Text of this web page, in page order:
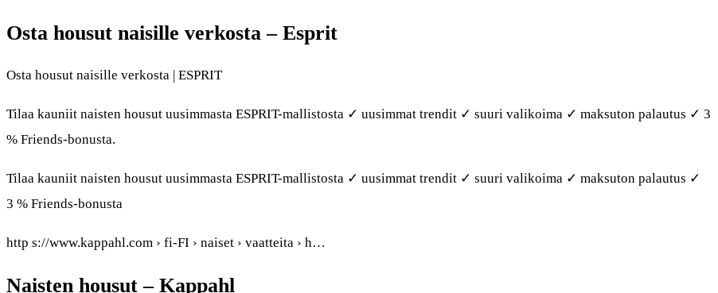
Osta housut naisille verkosta – Esprit
Osta housut naisille verkosta | ESPRIT
Tilaa kauniit naisten housut uusimmasta ESPRIT-mallistosta ✓ uusimmat trendit ✓ suuri valikoima ✓ maksuton palautus ✓ 3
% Friends-bonusta.
Tilaa kauniit naisten housut uusimmasta ESPRIT-mallistosta ✓ uusimmat trendit ✓ suuri valikoima ✓ maksuton palautus ✓
3 % Friends-bonusta
http s://www.kappahl.com › fi-FI › naiset › vaatteita › h…
Naisten housut – Kappahl